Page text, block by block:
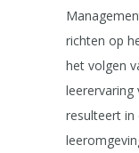
richten op
het volgen
leerervaring
resulteert in